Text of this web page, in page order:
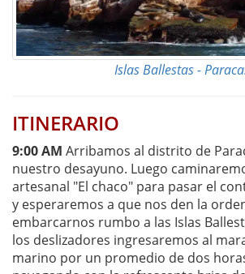
Islas Ballestas -
ITINERARIO
9:00 AM Arribamos al distrito de
nuestro desayuno. Luego
artesanal "El chaco" para pasar el
y esperaremos a que nos den la
embarcarnos rumbo a las Islas
los deslizadores ingresaremos al
marino por un promedio de dos